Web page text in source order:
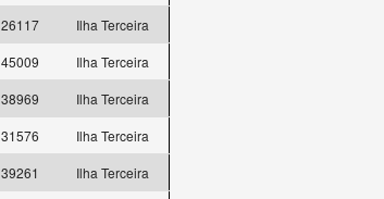
26117
Ilha Terceira
45009
Ilha Terceira
38969
Ilha Terceira
31576
Ilha Terceira
39261
Ilha Terceira